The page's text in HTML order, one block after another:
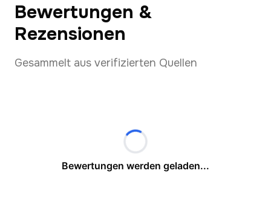
Bewertungen &
Rezensionen
Gesammelt aus verifizierten Quellen
Bewertungen werden geladen...